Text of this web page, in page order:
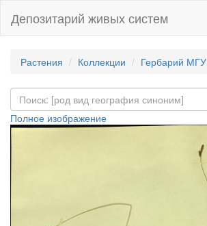
Депозитарий живых систем
Растения Коллекции Гербарий МГУ
Полное изображение